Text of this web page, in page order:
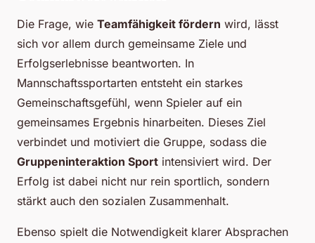
Die Frage, wie Teamfähigkeit fördern wird, lässt
sich vor allem durch gemeinsame Ziele und
Erfolgserlebnisse beantworten. In
Mannschaftssportarten entsteht ein starkes
Gemeinschaftsgefühl, wenn Spieler auf ein
gemeinsames Ergebnis hinarbeiten. Dieses Ziel
verbindet und motiviert die Gruppe, sodass die
Gruppeninteraktion Sport intensiviert wird. Der
Erfolg ist dabei nicht nur rein sportlich, sondern
stärkt auch den sozialen Zusammenhalt.
Ebenso spielt die Notwendigkeit klarer Absprachen